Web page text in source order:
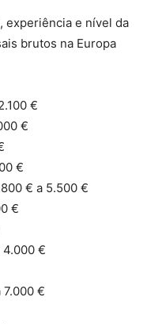
experiência e nível da
brutos na Europa
€
€
€
€ a 5.500 €
€
€
€